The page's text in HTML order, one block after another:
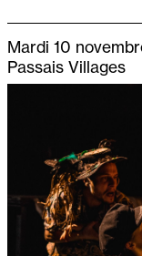
Mardi 10
Passais Villages